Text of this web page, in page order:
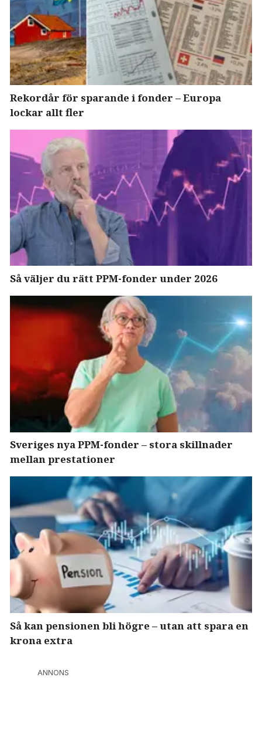
Rekordår för sparande i fonder – Europa
lockar allt fler
Så väljer du rätt PPM-fonder under 2026
Sveriges nya PPM-fonder – stora skillnader
mellan prestationer
Så kan pensionen bli högre – utan att spara en
krona extra
ANNONS